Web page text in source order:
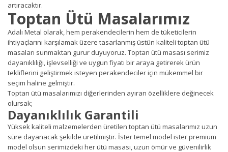
artıracaktır.
Toptan Ütü Masalarımız
Adalı Metal olarak, hem perakendecilerin hem de tüketicilerin
ihtiyaçlarını karşılamak üzere tasarlanmış üstün kaliteli toptan ütü
masaları sunmaktan gurur duyuyoruz. Toptan ütü masası serimiz
dayanıklılığı, işlevselliği ve uygun fiyatı bir araya getirerek ürün
tekliflerini geliştirmek isteyen perakendeciler için mükemmel bir
seçim haline gelmiştir.
Toptan ütü masalarımızı diğerlerinden ayıran özelliklere değinecek
olursak;
Dayanıklılık Garantili
Yüksek kaliteli malzemelerden üretilen toptan ütü masalarımız uzun
süre dayanacak şekilde üretilmiştir. İster temel model ister premium
model olsun serimizdeki her ütü masası, uzun ömür ve güvenilirlik